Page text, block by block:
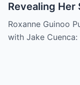
Revealing
Cuenca – The
Speechless!
Roxanne Guinoo
with Jake